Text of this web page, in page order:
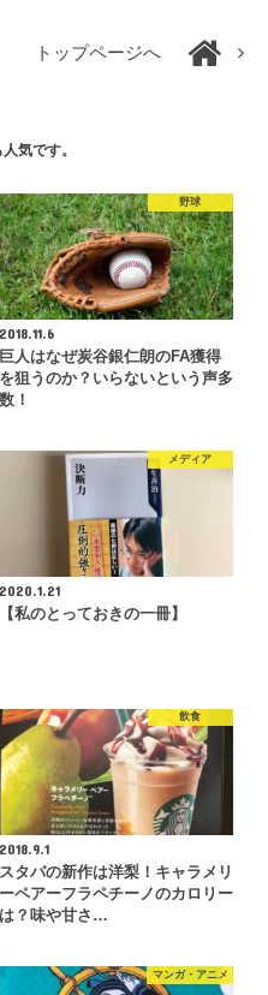
トップページへ
気です。
野球
2018.11.6
巨人はなぜ炭谷銀仁朗のFA獲得
を狙うのか？いらないという声多
数！
メディア
2020.1.21
【私のとっておきの一冊】
飲食
2018.9.1
スタバの新作は洋梨！キャラメリ
ーペアーフラペチーノのカロリー
は？味や甘さ…
マンガ・アニメ